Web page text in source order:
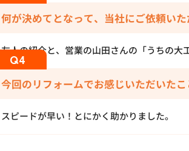
何が決めてとなって、当社にご依頼い
友人の紹介と、営業の山田さんの「うちの大
今回のリフォームでお感じいただいたこ
スピードが早い！とにかく助かりました。